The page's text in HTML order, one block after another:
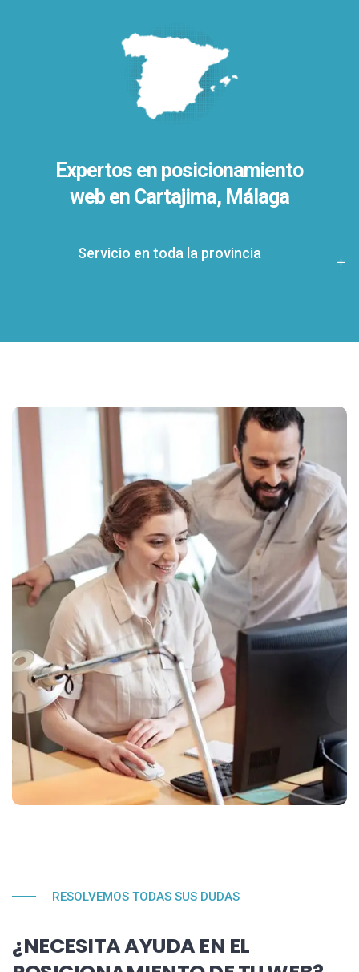
Expertos en posicionamiento
web en Cartajima, Málaga
Servicio en toda la provincia
RESOLVEMOS TODAS SUS DUDAS
¿NECESITA AYUDA EN EL